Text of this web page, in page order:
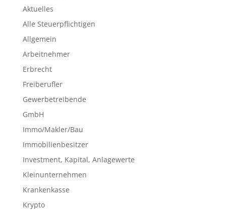
Aktuelles
Alle Steuerpflichtigen
Allgemein
Arbeitnehmer
Erbrecht
Freiberufler
Gewerbetreibende
GmbH
Immo/Makler/Bau
Immobilienbesitzer
Investment, Kapital, Anlagewerte
Kleinunternehmen
Krankenkasse
Krypto